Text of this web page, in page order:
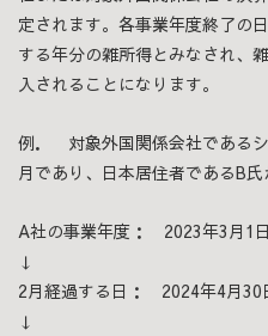
定されます。各事業年度終了の
する年分の雑所得とみなされ、
入されることになります。
例． 対象外国関係会社である
月であり、日本居住者であるB
A社の事業年度： 2023年3月1
↓
2月経過する日： 2024年4月30
↓